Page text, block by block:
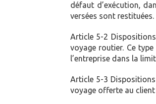
défaut d’exécution,
versées sont restituées.
Article 5-2
voyage routier. Ce
l’entreprise dans la
Article 5-3
voyage offerte au